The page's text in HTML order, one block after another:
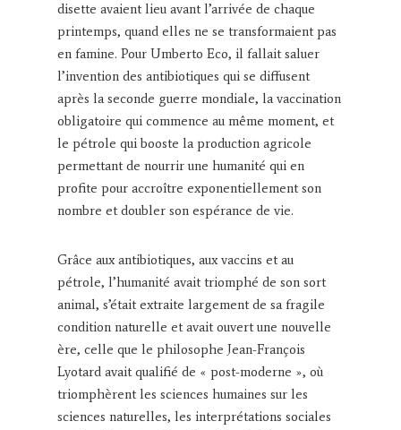
disette avaient lieu avant l’arrivée de chaque
printemps, quand elles ne se transformaient pas
en famine. Pour Umberto Eco, il fallait saluer
l’invention des antibiotiques qui se diffusent
après la seconde guerre mondiale, la vaccination
obligatoire qui commence au même moment, et
le pétrole qui booste la production agricole
permettant de nourrir une humanité qui en
profite pour accroître exponentiellement son
nombre et doubler son espérance de vie.
Grâce aux antibiotiques, aux vaccins et au
pétrole, l’humanité avait triomphé de son sort
animal, s’était extraite largement de sa fragile
condition naturelle et avait ouvert une nouvelle
ère, celle que le philosophe Jean-François
Lyotard avait qualifié de « post-moderne », où
triomphèrent les sciences humaines sur les
sciences naturelles, les interprétations sociales